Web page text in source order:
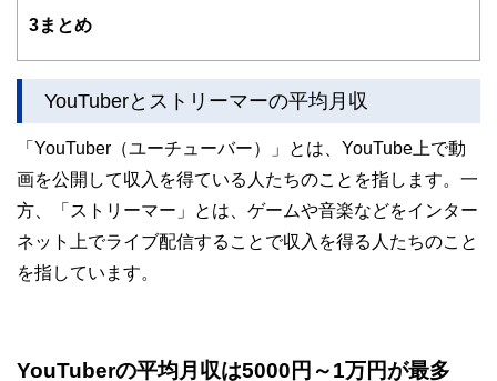
ドバイザー、DCプランナー、公認会計士、社会保険労務
士、行政書士、投資アナリスト、キャリアコンサルタントな
かしく感じられる年金や税金、相続、保険、ローンなどの話
をわかりやすく発信している点です。
このように編集経験豊富なメンバーと金融や経済に精通した
やすさはもちろんのこと、読み応えのあるコンテンツと確か
な情報発信を実現しています。
3まとめ
YouTuberとストリーマーの平均月収
「YouTuber（ユーチューバー）」とは、YouTube上で動
画を公開して収入を得ている人たちのことを指します。一
方、「ストリーマー」とは、ゲームや音楽などをインター
ネット上でライブ配信することで収入を得る人たちのこと
を指しています。
YouTuberの平均月収は5000円～1万円が最多